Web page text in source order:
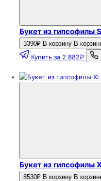
Букет из гипсофилы S
3390₽ В корзину В
Купить за 2 882₽
Букет из гипсофилы
8530₽ В корзину В